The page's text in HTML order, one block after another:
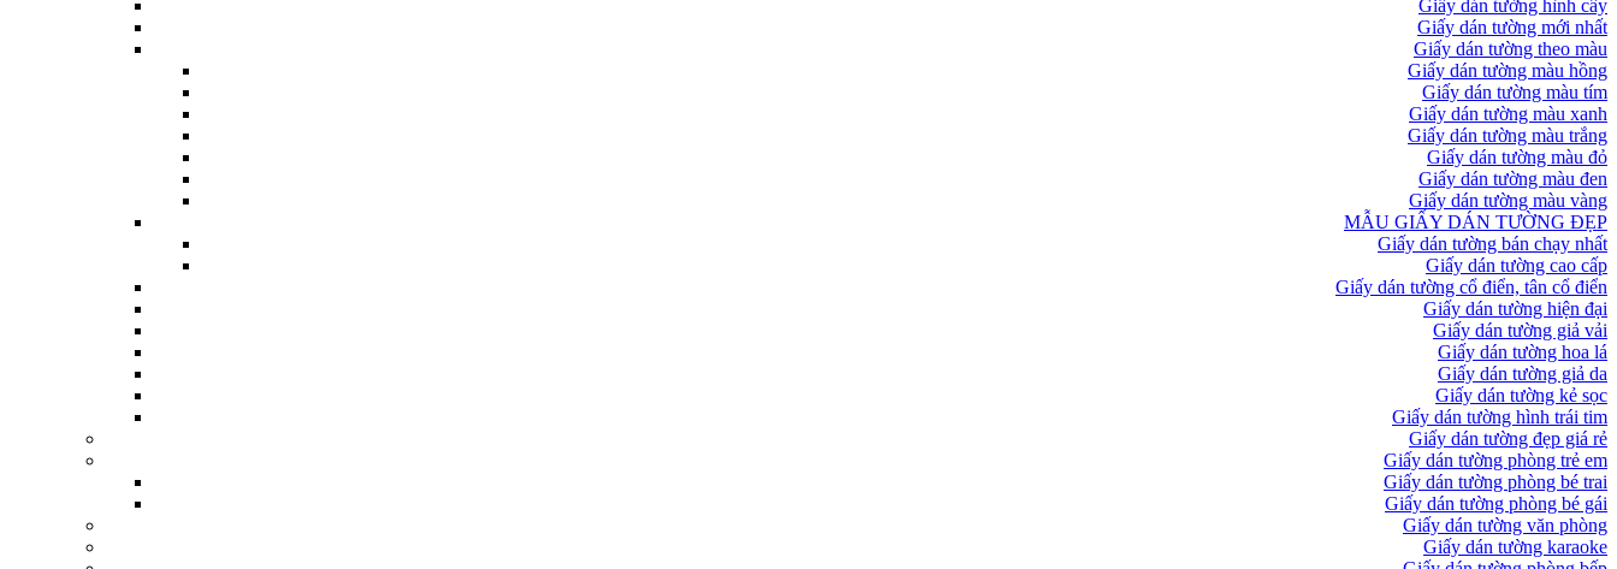
Giấy dán tường hình cây
Giấy dán tường mới nhất
Giấy dán tường theo màu
Giấy dán tường màu hồng
Giấy dán tường màu tím
Giấy dán tường màu xanh
Giấy dán tường màu trắng
Giấy dán tường màu đỏ
Giấy dán tường màu đen
Giấy dán tường màu vàng
MẪU GIẤY DÁN TƯỜNG ĐẸP
Giấy dán tường bán chạy nhất
Giấy dán tường cao cấp
Giấy dán tường cổ điển, tân cổ điển
Giấy dán tường hiện đại
Giấy dán tường giả vải
Giấy dán tường hoa lá
Giấy dán tường giả da
Giấy dán tường kẻ sọc
Giấy dán tường hình trái tim
Giấy dán tường đẹp giá rẻ
Giấy dán tường phòng trẻ em
Giấy dán tường phòng bé trai
Giấy dán tường phòng bé gái
Giấy dán tường văn phòng
Giấy dán tường karaoke